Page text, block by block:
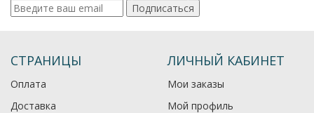
Подписаться
СТРАНИЦЫ
Оплата
Доставка
ЛИЧНЫЙ КАБИНЕТ
Мои заказы
Мой профиль